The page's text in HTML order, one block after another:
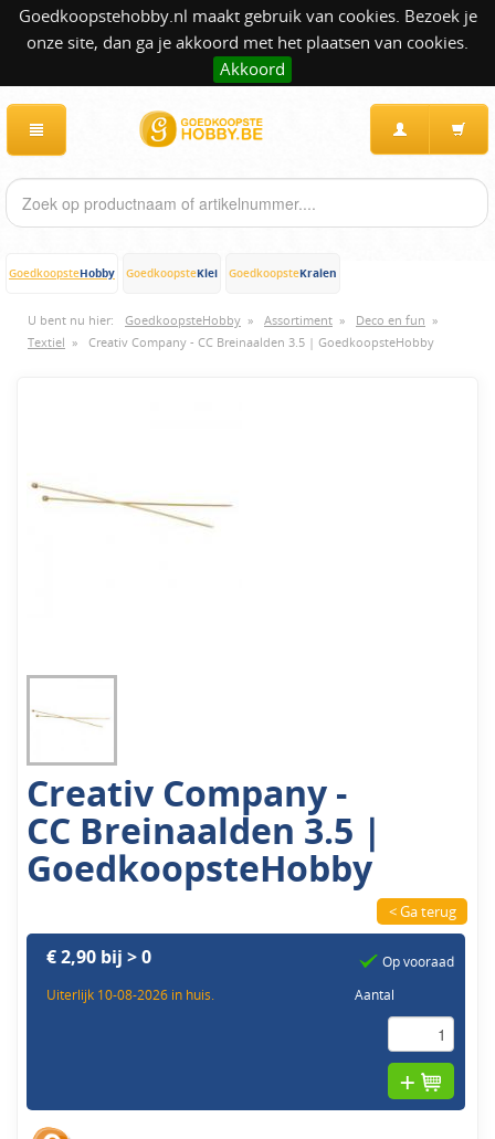
Goedkoopstehobby.nl maakt gebruik van cookies. Bezoek je
onze site, dan ga je akkoord met het plaatsen van cookies.
Akkoord
GoedkoopsteHobby GoedkoopsteKlei GoedkoopsteKralen
U bent nu hier: GoedkoopsteHobby » Assortiment » Deco en fun »
Textiel » Creativ Company - CC Breinaalden 3.5 | GoedkoopsteHobby
Creativ Company -
CC Breinaalden 3.5 |
GoedkoopsteHobby
< Ga terug
€ 2,90 bij > 0
Uiterlijk 10-08-2026 in huis.
Op vooraad
Aantal